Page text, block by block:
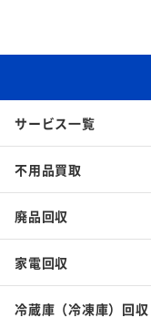
サービス一覧
不用品買取
廃品回収
家電回収
冷蔵庫（冷凍庫）回収